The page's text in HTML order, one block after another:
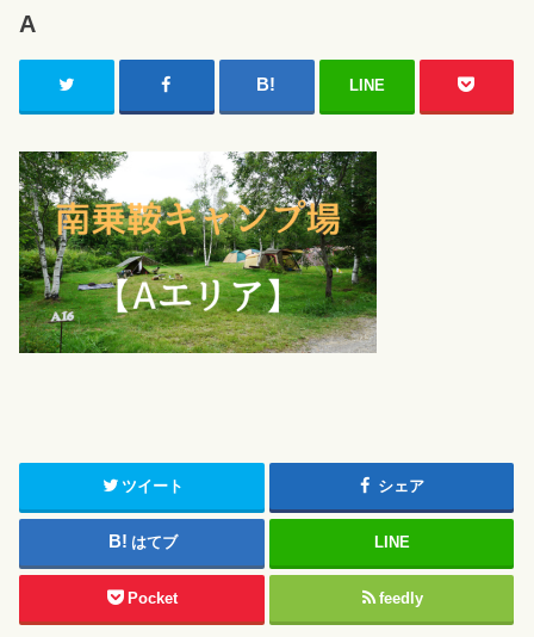
A
LINE
ツイート シェア
はてブ LINE
Pocket feedly